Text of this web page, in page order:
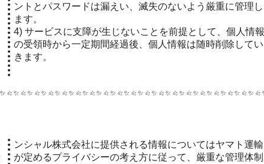
ントとパスワードは漏えい、滅失のないよう厳重に管理し
ます。
4) サービスに支障が生じないことを前提として、個人情報
の受領時から一定期間経過後、個人情報は随時削除してい
きます。